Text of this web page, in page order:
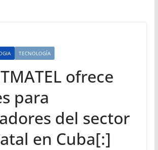
TECNOLOGÍA
ofrece
para
del sector
en Cuba[:]